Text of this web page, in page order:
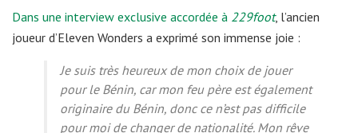
Dans une interview exclusive accordée à 229foot, l’ancien
joueur d’Eleven Wonders a exprimé son immense joie :
Je suis très heureux de mon choix de jouer
pour le Bénin, car mon feu père est également
originaire du Bénin, donc ce n’est pas difficile
pour moi de changer de nationalité. Mon rêve